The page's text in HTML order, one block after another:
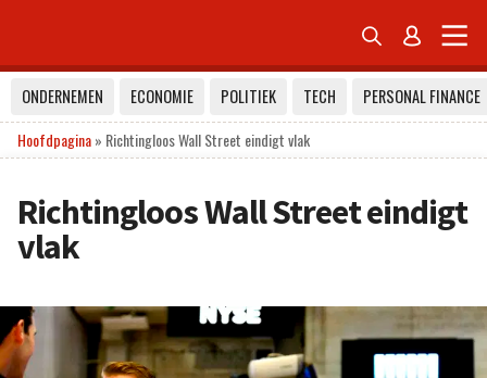
 
ONDERNEMEN ECONOMIE POLITIEK TECH
PERSONAL FINANCE
Hoofdpagina» Richtingloos Wall Street eindigt vlak
Richtingloos Wall Street eindigt
vlak